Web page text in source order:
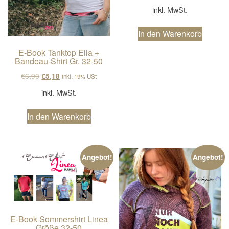
E-Book Tanktop Ella +
Bandeau-Shirt Gr. 32-50
€6,90Ursprünglicher Preis war: €6,90
€5,18 Aktueller Preis ist: €5,18.
inkl. 19% USt
inkl. MwSt.
In den Warenkorb
inkl. MwSt.
In den Warenkorb
Angebot!
E-Book Sommershirt Linea
Angebot!